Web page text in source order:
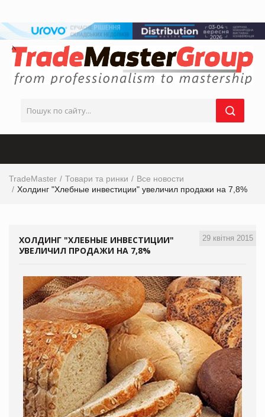
TradeMaster Товари та ринки
Все новости
Холдинг "Хлебные инвестиции" увеличил продажи на 7,8%
29 квітня 2015
ХОЛДИНГ "ХЛЕБНЫЕ ИНВЕСТИЦИИ"
УВЕЛИЧИЛ ПРОДАЖИ НА 7,8%